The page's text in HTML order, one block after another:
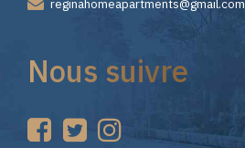
Pas
sur
pour
vos
Nous suivre